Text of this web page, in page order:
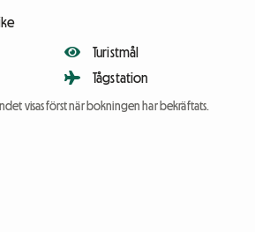
Turistmål
Tågstation
visas först när bokningen har bekräftats.